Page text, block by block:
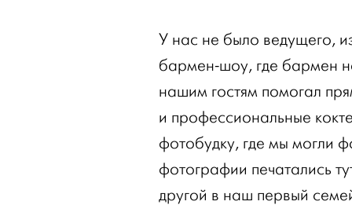
У нас не было ведущего,
бармен-шоу, где бармен
нашим гостям помогал
и профессиональные
фотобудку, где мы могли
фотографии печатались
другой в наш первый